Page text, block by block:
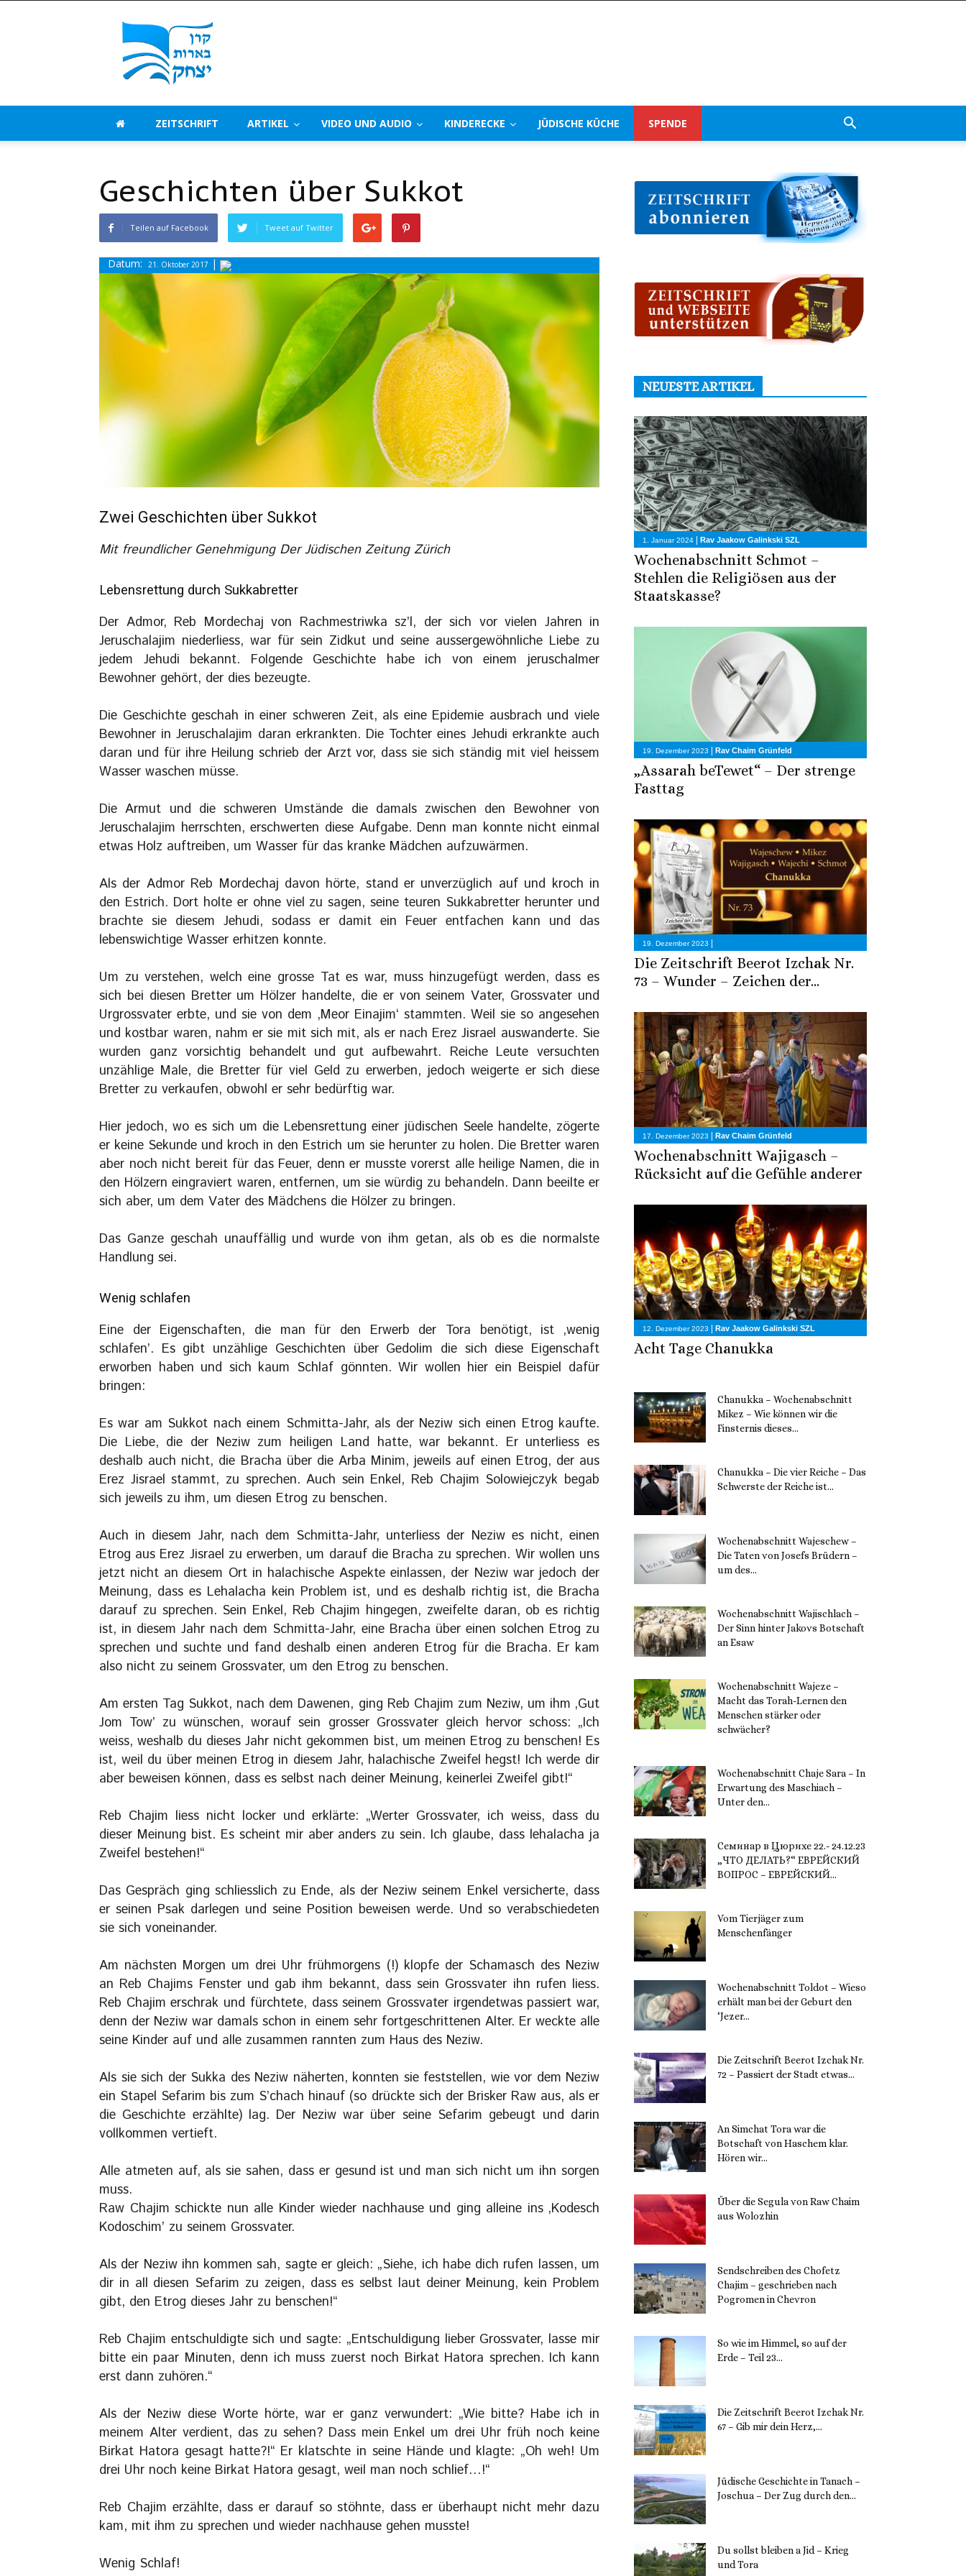
Beerot
Izchak
Deutschland
ZEITSCHRIFT ARTIKEL VIDEO UND AUDIO KINDERECKE JÜDISCHE KÜCHE SPENDE
Geschichten über Sukkot
Teilen auf Facebook Tweet auf Twitter
Datum: 21. Oktober 2017 |
Zwei Geschichten über Sukkot
Mit freundlicher Genehmigung Der Jüdischen Zeitung Zürich
Lebensrettung durch Sukkabretter
Der Admor, Reb Mordechaj von Rachmestriwka sz’l, der sich vor vielen Jahren in
Jeruschalajim niederliess, war für sein Zidkut und seine aussergewöhnliche Liebe zu
jedem Jehudi bekannt. Folgende Geschichte habe ich von einem jeruschalmer
Bewohner gehört, der dies bezeugte.
Die Geschichte geschah in einer schweren Zeit, als eine Epidemie ausbrach und viele
Bewohner in Jeruschalajim daran erkrankten. Die Tochter eines Jehudi erkrankte auch
daran und für ihre Heilung schrieb der Arzt vor, dass sie sich ständig mit viel heissem
Wasser waschen müsse.
Die Armut und die schweren Umstände die damals zwischen den Bewohner von
Jeruschalajim herrschten, erschwerten diese Aufgabe. Denn man konnte nicht einmal
etwas Holz auftreiben, um Wasser für das kranke Mädchen aufzuwärmen.
Als der Admor Reb Mordechaj davon hörte, stand er unverzüglich auf und kroch in
den Estrich. Dort holte er ohne viel zu sagen, seine teuren Sukkabretter herunter und
brachte sie diesem Jehudi, sodass er damit ein Feuer entfachen kann und das
lebenswichtige Wasser erhitzen konnte.
Um zu verstehen, welch eine grosse Tat es war, muss hinzugefügt werden, dass es
sich bei diesen Bretter um Hölzer handelte, die er von seinem Vater, Grossvater und
Urgrossvater erbte, und sie von dem ‚Meor Einajim‘ stammten. Weil sie so angesehen
und kostbar waren, nahm er sie mit sich mit, als er nach Erez Jisrael auswanderte. Sie
wurden ganz vorsichtig behandelt und gut aufbewahrt. Reiche Leute versuchten
unzählige Male, die Bretter für viel Geld zu erwerben, jedoch weigerte er sich diese
Bretter zu verkaufen, obwohl er sehr bedürftig war.
Hier jedoch, wo es sich um die Lebensrettung einer jüdischen Seele handelte, zögerte
er keine Sekunde und kroch in den Estrich um sie herunter zu holen. Die Bretter waren
aber noch nicht bereit für das Feuer, denn er musste vorerst alle heilige Namen, die in
den Hölzern eingraviert waren, entfernen, um sie würdig zu behandeln. Dann beeilte er
sich aber, um dem Vater des Mädchens die Hölzer zu bringen.
Das Ganze geschah unauffällig und wurde von ihm getan, als ob es die normalste
Handlung sei.
Wenig schlafen
Eine der Eigenschaften, die man für den Erwerb der Tora benötigt, ist ‚wenig
schlafen’. Es gibt unzählige Geschichten über Gedolim die sich diese Eigenschaft
erworben haben und sich kaum Schlaf gönnten. Wir wollen hier ein Beispiel dafür
bringen:
Es war am Sukkot nach einem Schmitta-Jahr, als der Neziw sich einen Etrog kaufte.
Die Liebe, die der Neziw zum heiligen Land hatte, war bekannt. Er unterliess es
deshalb auch nicht, die Bracha über die Arba Minim, jeweils auf einen Etrog, der aus
Erez Jisrael stammt, zu sprechen. Auch sein Enkel, Reb Chajim Solowiejczyk begab
sich jeweils zu ihm, um diesen Etrog zu benschen.
Auch in diesem Jahr, nach dem Schmitta-Jahr, unterliess der Neziw es nicht, einen
Etrog aus Erez Jisrael zu erwerben, um darauf die Bracha zu sprechen. Wir wollen uns
jetzt nicht an diesem Ort in halachische Aspekte einlassen, der Neziw war jedoch der
Meinung, dass es Lehalacha kein Problem ist, und es deshalb richtig ist, die Bracha
darauf zu sprechen. Sein Enkel, Reb Chajim hingegen, zweifelte daran, ob es richtig
ist, in diesem Jahr nach dem Schmitta-Jahr, eine Bracha über einen solchen Etrog zu
sprechen und suchte und fand deshalb einen anderen Etrog für die Bracha. Er kam
also nicht zu seinem Grossvater, um den Etrog zu benschen.
Am ersten Tag Sukkot, nach dem Dawenen, ging Reb Chajim zum Neziw, um ihm ‚Gut
Jom Tow’ zu wünschen, worauf sein grosser Grossvater gleich hervor schoss: „Ich
weiss, weshalb du dieses Jahr nicht gekommen bist, um meinen Etrog zu benschen! Es
ist, weil du über meinen Etrog in diesem Jahr, halachische Zweifel hegst! Ich werde dir
aber beweisen können, dass es selbst nach deiner Meinung, keinerlei Zweifel gibt!“
Reb Chajim liess nicht locker und erklärte: „Werter Grossvater, ich weiss, dass du
dieser Meinung bist. Es scheint mir aber anders zu sein. Ich glaube, dass lehalacha ja
Zweifel bestehen!“
Das Gespräch ging schliesslich zu Ende, als der Neziw seinem Enkel versicherte, dass
er seinen Psak darlegen und seine Position beweisen werde. Und so verabschiedeten
sie sich voneinander.
Am nächsten Morgen um drei Uhr frühmorgens (!) klopfe der Schamasch des Neziw
an Reb Chajims Fenster und gab ihm bekannt, dass sein Grossvater ihn rufen liess.
Reb Chajim erschrak und fürchtete, dass seinem Grossvater irgendetwas passiert war,
denn der Neziw war damals schon in einem sehr fortgeschrittenen Alter. Er weckte alle
seine Kinder auf und alle zusammen rannten zum Haus des Neziw.
Als sie sich der Sukka des Neziw näherten, konnten sie feststellen, wie vor dem Neziw
ein Stapel Sefarim bis zum S’chach hinauf (so drückte sich der Brisker Raw aus, als er
die Geschichte erzählte) lag. Der Neziw war über seine Sefarim gebeugt und darin
vollkommen vertieft.
Alle atmeten auf, als sie sahen, dass er gesund ist und man sich nicht um ihn sorgen
muss.
Raw Chajim schickte nun alle Kinder wieder nachhause und ging alleine ins ‚Kodesch
Kodoschim’ zu seinem Grossvater.
Als der Neziw ihn kommen sah, sagte er gleich: „Siehe, ich habe dich rufen lassen, um
dir in all diesen Sefarim zu zeigen, dass es selbst laut deiner Meinung, kein Problem
gibt, den Etrog dieses Jahr zu benschen!“
Reb Chajim entschuldigte sich und sagte: „Entschuldigung lieber Grossvater, lasse mir
bitte ein paar Minuten, denn ich muss zuerst noch Birkat Hatora sprechen. Ich kann
erst dann zuhören.“
Als der Neziw diese Worte hörte, war er ganz verwundert: „Wie bitte? Habe ich in
meinem Alter verdient, das zu sehen? Dass mein Enkel um drei Uhr früh noch keine
Birkat Hatora gesagt hatte?!“ Er klatschte in seine Hände und klagte: „Oh weh! Um
drei Uhr noch keine Birkat Hatora gesagt, weil man noch schlief…!“
Reb Chajim erzählte, dass er darauf so stöhnte, dass er überhaupt nicht mehr dazu
kam, mit ihm zu sprechen und wieder nachhause gehen musste!
Wenig Schlaf!
NEUESTE ARTIKEL
1. Januar 2024 | Rav Jaakow Galinkski SZL
Wochenabschnitt Schmot –
Stehlen die Religiösen aus der
Staatskasse?
19. Dezember 2023 | Rav Chaim Grünfeld
„Assarah beTewet“ – Der strenge
Fasttag
19. Dezember 2023 |
Die Zeitschrift Beerot Izchak Nr.
73 – Wunder – Zeichen der...
17. Dezember 2023 | Rav Chaim Grünfeld
Wochenabschnitt Wajigasch –
Rücksicht auf die Gefühle anderer
12. Dezember 2023 | Rav Jaakow Galinkski SZL
Acht Tage Chanukka
Chanukka – Wochenabschnitt
Mikez – Wie können wir die
Finsternis dieses...
Chanukka – Die vier Reiche – Das
Schwerste der Reiche ist...
Wochenabschnitt Wajeschew –
Die Taten von Josefs Brüdern –
um des...
Wochenabschnitt Wajischlach –
Der Sinn hinter Jakovs Botschaft
an Esaw
Wochenabschnitt Wajeze –
Macht das Torah-Lernen den
Menschen stärker oder
schwächer?
Wochenabschnitt Chaje Sara – In
Erwartung des Maschiach –
Unter den...
Семинар в Цюрихе 22.- 24.12.23
„ЧТО ДЕЛАТЬ?“ ЕВРЕЙСКИЙ
ВОПРОС – ЕВРЕЙСКИЙ...
Vom Tierjäger zum
Menschenfänger
Wochenabschnitt Toldot – Wieso
erhält man bei der Geburt den
‘Jezer...
Die Zeitschrift Beerot Izchak Nr.
72 – Passiert der Stadt etwas...
An Simchat Tora war die
Botschaft von Haschem klar.
Hören wir...
Über die Segula von Raw Chaim
aus Wolozhin
Sendschreiben des Chofetz
Chajim – geschrieben nach
Pogromen in Chevron
So wie im Himmel, so auf der
Erde – Teil 23...
Die Zeitschrift Beerot Izchak Nr.
67 – Gib mir dein Herz,...
Jüdische Geschichte in Tanach –
Joschua – Der Zug durch den...
Du sollst bleiben a Jid – Krieg
und Tora